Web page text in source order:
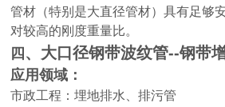
管材（特别是大直径管材）具有足够
对较高的刚度重量比。
四 、 大口径钢带波纹管--钢带
应用领域：
市政工程：埋地排水、排污管